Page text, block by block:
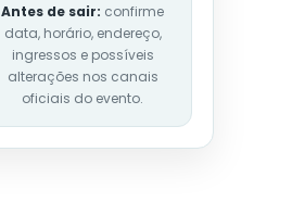
Antes de sair: confirme
data, horário, endereço,
ingressos e possíveis
alterações nos canais
oficiais do evento.